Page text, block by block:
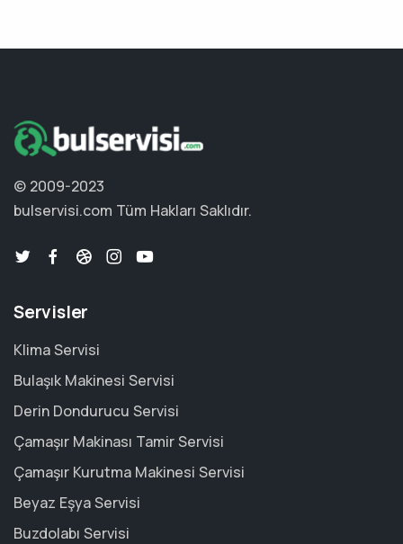
© 2009-2023
bulservisi.com Tüm Hakları Saklıdır.
Servisler
Klima Servisi
Bulaşık Makinesi Servisi
Derin Dondurucu Servisi
Çamaşır Makinası Tamir Servisi
Çamaşır Kurutma Makinesi Servisi
Beyaz Eşya Servisi
Buzdolabı Servisi